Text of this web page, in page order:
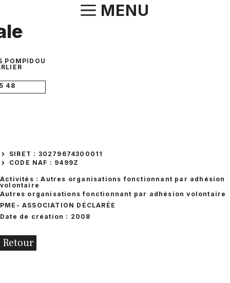
au
contenu
MENU
POMPIDOU
48
SIRET : 30279674300011
CODE NAF : 9499Z
Activités : Autres organisations fonctionnant par adhésion
volontaire
Autres organisations fonctionnant par adhésion volontaire
PME - ASSOCIATION DÉCLARÉE
Date de création : 2008
Retour